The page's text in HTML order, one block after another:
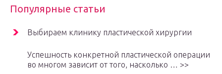
Популярные статьи
Выбираем клинику пластической хирургии
Успешность конкретной пластической операции
во многом зависит от того, насколько … >>